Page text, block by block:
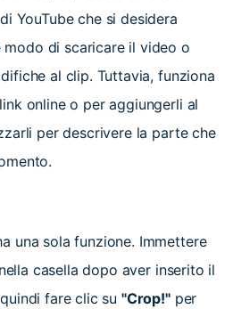
YouTube che si desidera
modo di scaricare il video o
al clip. Tuttavia, funziona
online o per aggiungerli al
per descrivere la parte che
una sola funzione. Immettere
casella dopo aver inserito il
fare clic su "Crop!" per